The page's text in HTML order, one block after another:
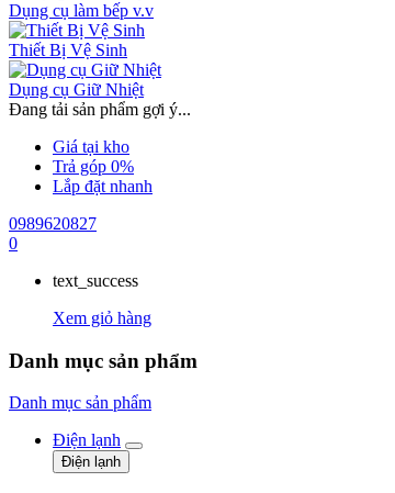
Dụng cụ làm bếp v.v
Thiết Bị Vệ Sinh
Dụng cụ Giữ Nhiệt
Đang tải sản phẩm gợi ý...
Giá tại kho
Trả góp 0%
Lắp đặt nhanh
0989620827
0
text_success
Xem giỏ hàng
Danh mục sản phẩm
Danh mục sản phẩm
Điện lạnh
Điện lạnh